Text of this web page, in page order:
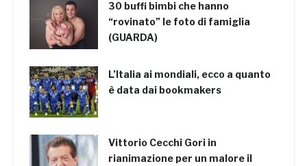
30 buffi bimbi che hanno
“rovinato” le foto di famiglia
(GUARDA)
L’Italia ai mondiali, ecco a quanto
è data dai bookmakers
Vittorio Cecchi Gori in
rianimazione per un malore il